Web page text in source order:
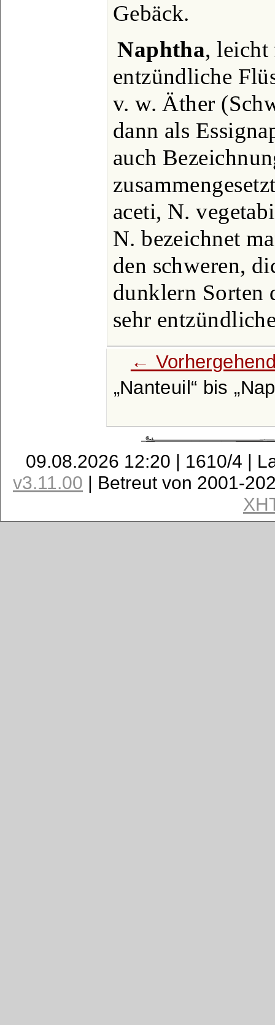
Gebäck.
Naphtha, leicht
entzündliche
v. w. Äther
dann als
auch
aceti, N.
N. bezeichnet
den schweren,
dunklern Sorten
sehr
←
Nanteuil
bis
09.08.2026 12:20 | 1610/4 |
v3.11.00 | Betreut von 2001-